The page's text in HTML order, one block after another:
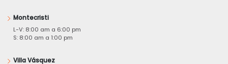
Montecristi
L-V: 8:00 am a 6:00 pm
S: 8:00 am a 1:00 pm
Villa Vásquez